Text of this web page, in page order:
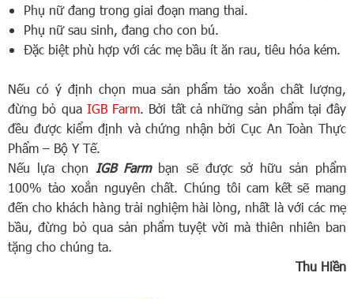
Phụ nữ đang trong giai đoạn mang thai.
Phụ nữ sau sinh, đang cho con bú.
Đặc biệt phù hợp với các mẹ bầu ít ăn rau, tiêu hóa kém.
Nếu có ý định chọn mua sản phẩm tảo xoắn chất lượng,
đừng bỏ qua IGB Farm. Bởi tất cả những sản phẩm tại đây
đều được kiểm định và chứng nhận bởi Cục An Toàn Thực
Phẩm – Bộ Y Tế.
Nếu lựa chọn IGB Farmbạn sẽ được sở hữu sản phẩm
100% tảo xoắn nguyên chất. Chúng tôi cam kết sẽ mang
đến cho khách hàng trải nghiệm hài lòng, nhất là với các mẹ
bầu, đừng bỏ qua sản phẩm tuyệt vời mà thiên nhiên ban
tặng cho chúng ta.
Thu Hiền